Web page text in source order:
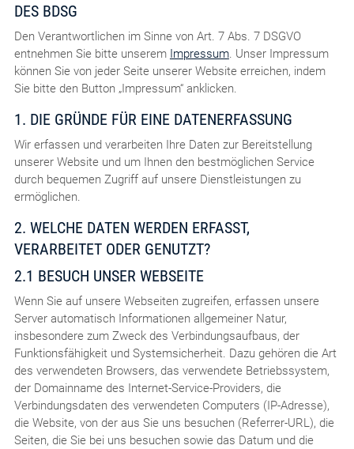
DES BDSG
Den Verantwortlichen im Sinne von Art. 7 Abs. 7 DSGVO
entnehmen Sie bitte unserem Impressum. Unser Impressum
können Sie von jeder Seite unserer Website erreichen, indem
Sie bitte den Button „Impressum“ anklicken.
1. DIE GRÜNDE FÜR EINE DATENERFASSUNG
Wir erfassen und verarbeiten Ihre Daten zur Bereitstellung
unserer Website und um Ihnen den bestmöglichen Service
durch bequemen Zugriff auf unsere Dienstleistungen zu
ermöglichen.
2. WELCHE DATEN WERDEN ERFASST,
VERARBEITET ODER GENUTZT?
2.1 BESUCH UNSER WEBSEITE
Wenn Sie auf unsere Webseiten zugreifen, erfassen unsere
Server automatisch Informationen allgemeiner Natur,
insbesondere zum Zweck des Verbindungsaufbaus, der
Funktionsfähigkeit und Systemsicherheit. Dazu gehören die Art
des verwendeten Browsers, das verwendete Betriebssystem,
der Domainname des Internet-Service-Providers, die
Verbindungsdaten des verwendeten Computers (IP-Adresse),
die Website, von der aus Sie uns besuchen (Referrer-URL), die
Seiten, die Sie bei uns besuchen sowie das Datum und die